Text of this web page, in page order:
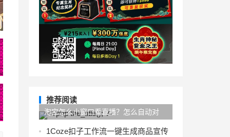
推荐阅读
淘宝怎么小窗口看直播？怎么自动对
焦？
1Coze扣子工作流一键生成商品宣传